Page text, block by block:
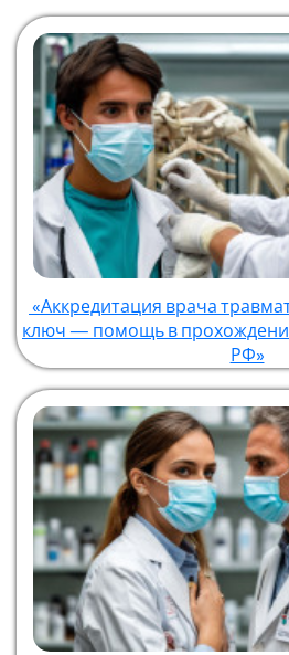
«Аккредитация врача
ключ — помощь в
РФ»